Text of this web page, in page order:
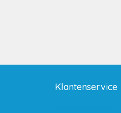
Klantenservice